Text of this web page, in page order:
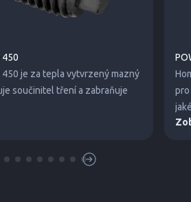
450
450 je za tepla vytvrzený mazný
součinitel tření a zabraňuje
pro